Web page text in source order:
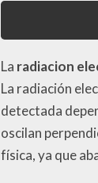
La radiacion
La radiación
detectada
oscilan
física, ya que